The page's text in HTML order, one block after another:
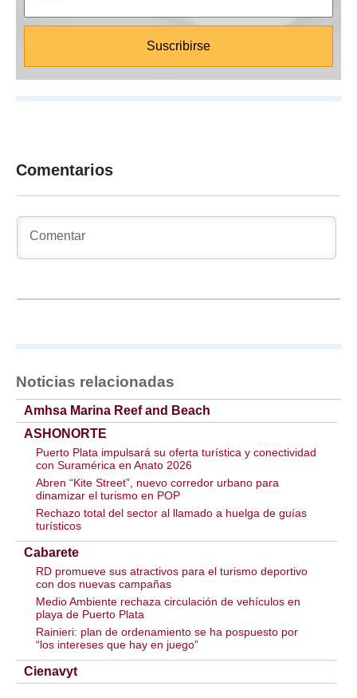
Comentarios
Noticias relacionadas
Amhsa Marina Reef and Beach
ASHONORTE
Puerto Plata impulsará su oferta turística y conectividad
con Suramérica en Anato 2026
Abren “Kite Street”, nuevo corredor urbano para
dinamizar el turismo en POP
Rechazo total del sector al llamado a huelga de guías
turísticos
Cabarete
RD promueve sus atractivos para el turismo deportivo
con dos nuevas campañas
Medio Ambiente rechaza circulación de vehículos en
playa de Puerto Plata
Rainieri: plan de ordenamiento se ha pospuesto por
“los intereses que hay en juego”
Cienavyt